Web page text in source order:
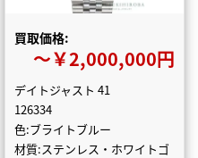
買取価格:
〜￥2,000,000円
デイトジャスト 41
126334
色:ブライトブルー
材質:ステンレス・ホワイトゴ